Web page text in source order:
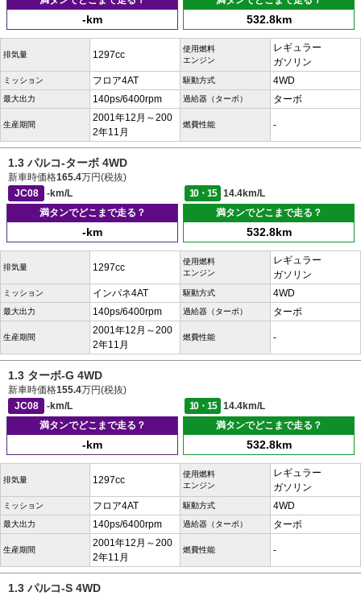
-km 532.8km
排気量 1297cc
使用燃料
エンジン
レギュラー
ガソリン
ミッション フロア4AT 駆動方式 4WD
最大出力 140ps/6400rpm 過給器（ターボ） ターボ
生産期間
2001年12月～200
2年11月
燃費性能 -
1.3 パルコ-ターボ 4WD
新車時価格165.4万円(税抜)
JC08
-km/L 10・15
14.4km/L
満タンでどこまで走る？
-km
満タンでどこまで走る？
532.8km
排気量 1297cc
使用燃料
エンジン
レギュラー
ガソリン
ミッション インパネ4AT 駆動方式 4WD
最大出力 140ps/6400rpm 過給器（ターボ） ターボ
生産期間
2001年12月～200
2年11月
燃費性能 -
1.3 ターボ-G 4WD
新車時価格155.4万円(税抜)
JC08
-km/L 10・15
14.4km/L
満タンでどこまで走る？
-km
満タンでどこまで走る？
532.8km
排気量 1297cc
使用燃料
エンジン
レギュラー
ガソリン
ミッション フロア4AT 駆動方式 4WD
最大出力 140ps/6400rpm 過給器（ターボ） ターボ
生産期間
2001年12月～200
2年11月
燃費性能 -
1.3 パルコ-S 4WD